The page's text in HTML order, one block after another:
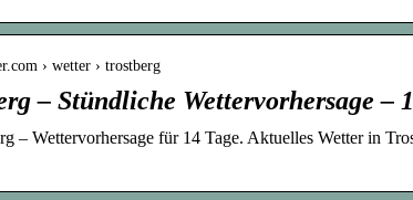
› wetter › trostberg
– Stündliche Wettervorhersage –
– Wettervorhersage für 14 Tage. Aktuelles Wetter in